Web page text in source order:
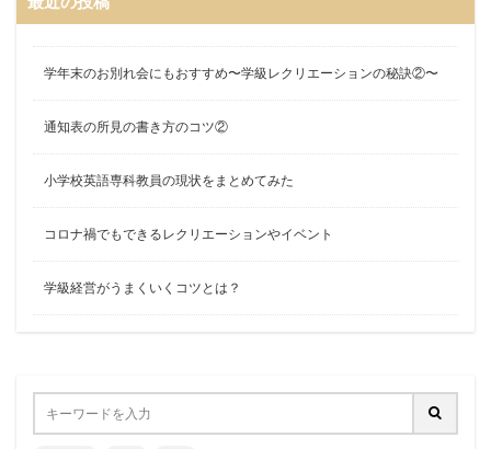
学年末のお別れ会にもおすすめ〜学級レクリエーションの秘訣②〜
通知表の所見の書き方のコツ②
小学校英語専科教員の現状をまとめてみた
コロナ禍でもできるレクリエーションやイベント
学級経営がうまくいくコツとは？